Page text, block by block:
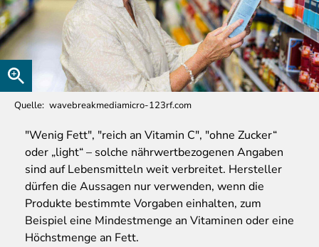
Quelle wavebreakmediamicro-123rf.com
"Wenig Fett", "reich an Vitamin C", "ohne Zucker“
oder „light“ – solche nährwertbezogenen Angaben
sind auf Lebensmitteln weit verbreitet. Hersteller
dürfen die Aussagen nur verwenden, wenn die
Produkte bestimmte Vorgaben einhalten, zum
Beispiel eine Mindestmenge an Vitaminen oder eine
Höchstmenge an Fett.